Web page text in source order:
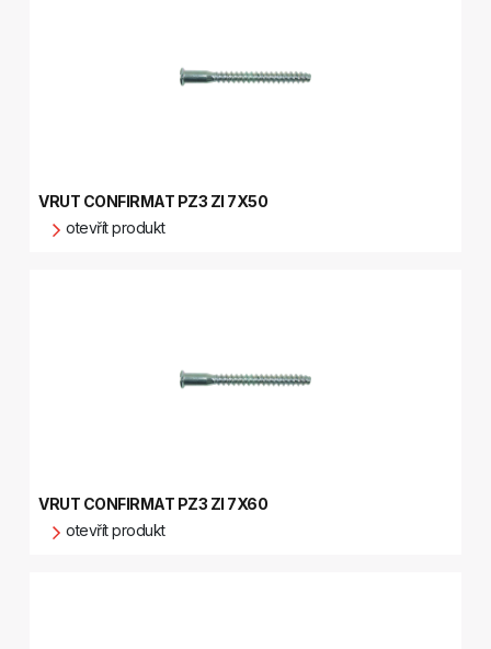
VRUT CONFIRMAT PZ3 ZI 7X50
otevřít produkt
VRUT CONFIRMAT PZ3 ZI 7X60
otevřít produkt